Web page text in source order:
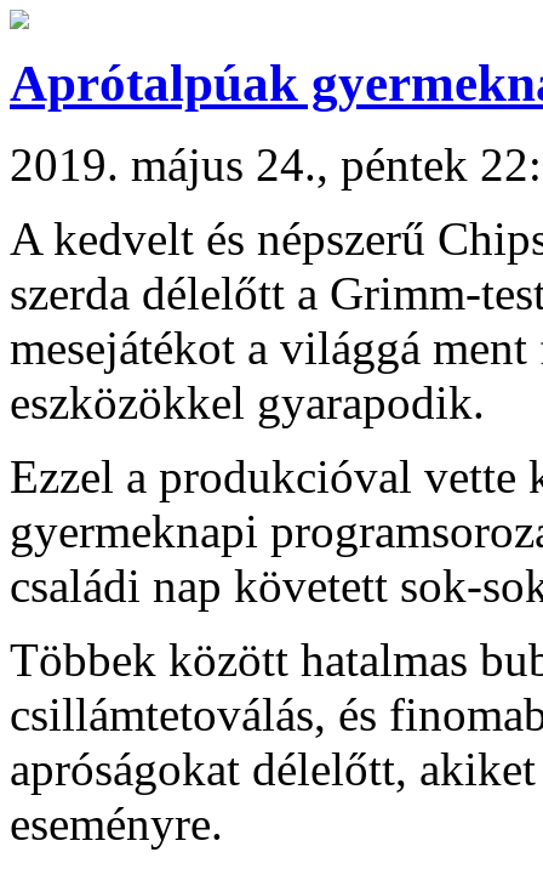
Aprótalpúak
2019. május 24., péntek
A kedvelt és népszerű
szerda délelőtt a Grimm-
mesejátékot a világgá
eszközökkel gyarapodik.
Ezzel a produkcióval vette
gyermeknapi
családi nap követett sok-
Többek között hatalmas
csillámtetoválás, és
apróságokat délelőtt,
eseményre.